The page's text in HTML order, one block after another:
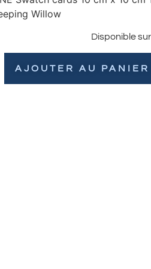
Willow
Disponible
AJOUTER AU PANIER